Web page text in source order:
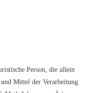
Person, die allein
Mittel der Verarbeitung